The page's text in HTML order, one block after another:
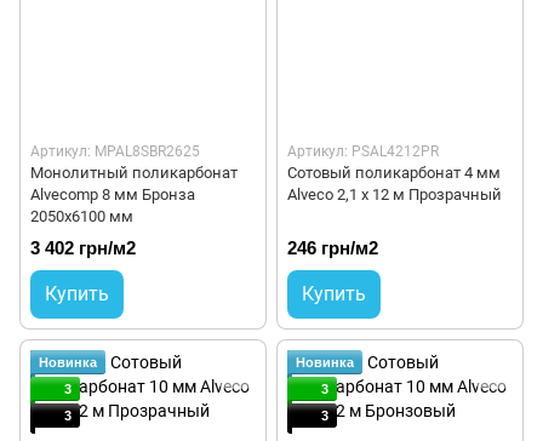
Артикул: MPAL8SBR2625
Монолитный поликарбонат
Alvecomp 8 мм Бронза
2050х6100 мм
3 402 грн/м2
Купить
Артикул: PSAL4212PR
Сотовый поликарбонат 4 мм
Alveco 2,1 x 12 м Прозрачный
246 грн/м2
Купить
Новинка
3
3
Новинка
3
3